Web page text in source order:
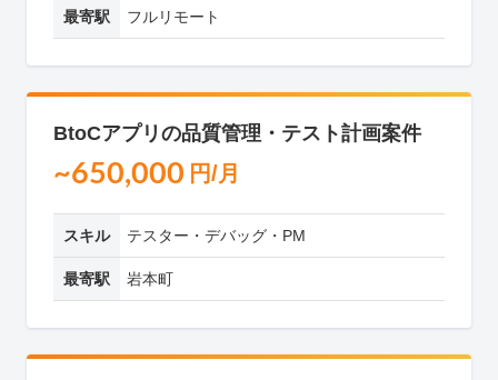
最寄駅 フルリモート
BtoCアプリの品質管理・テスト計画案件
~650,000 円/月
スキル テスター・デバッグ・PM
最寄駅 岩本町